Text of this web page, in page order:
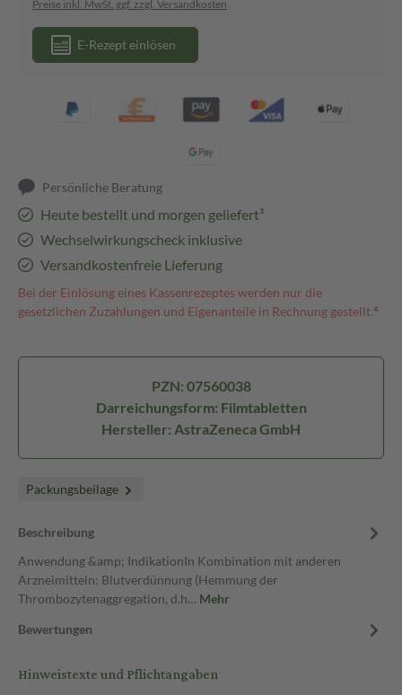
Preise inkl. MwSt. ggf. zzgl. Versandkosten
E-Rezept einlösen
Persönliche Beratung
Heute bestellt und morgen geliefert³
Wechselwirkungscheck inklusive
Versandkostenfreie Lieferung
Bei der Einlösung eines Kassenrezeptes werden nur die
gesetzlichen Zuzahlungen und Eigenanteile in Rechnung gestellt.⁴
PZN: 07560038
Darreichungsform: Filmtabletten
Hersteller: AstraZeneca GmbH
Packungsbeilage
Beschreibung
Anwendung &amp; IndikationIn Kombination mit anderen
Arzneimitteln: Blutverdünnung (Hemmung der
Thrombozytenaggregation, d.h… Mehr
Bewertungen
Hinweistexte und Pflichtangaben